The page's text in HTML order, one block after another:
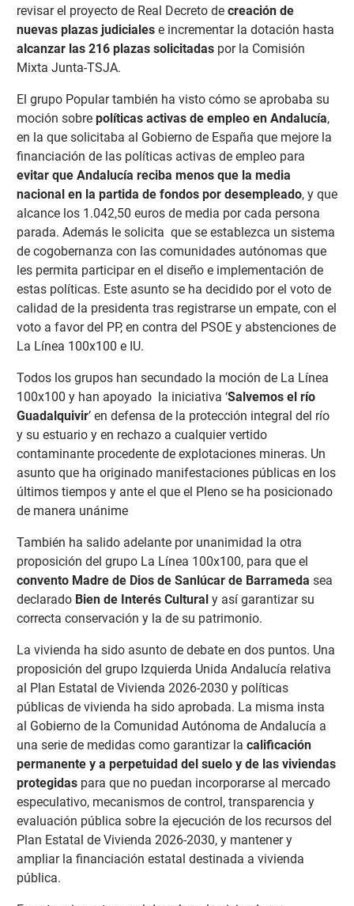
revisar el proyecto de Real Decreto de creación de
nuevas plazas judicialese incrementar la dotación hasta
alcanzar las 216 plazas solicitadaspor la Comisión
Mixta Junta-TSJA.
El grupo Popular también ha visto cómo se aprobaba su
moción sobre políticas activas de empleo en Andalucía,
en la que solicitaba al Gobierno de España que mejore la
financiación de las políticas activas de empleo para
evitar que Andalucía reciba menos que la media
nacional en la partida de fondos por desempleado, y que
alcance los 1.042,50 euros de media por cada persona
parada. Además le solicita que se establezca un sistema
de cogobernanza con las comunidades autónomas que
les permita participar en el diseño e implementación de
estas políticas. Este asunto se ha decidido por el voto de
calidad de la presidenta tras registrarse un empate, con el
voto a favor del PP, en contra del PSOE y abstenciones de
La Línea 100x100 e IU.
Todos los grupos han secundado la moción de La Línea
100x100 y han apoyado la iniciativa ‘Salvemos el río
Guadalquivir’ en defensa de la protección integral del río
y su estuario y en rechazo a cualquier vertido
contaminante procedente de explotaciones mineras. Un
asunto que ha originado manifestaciones públicas en los
últimos tiempos y ante el que el Pleno se ha posicionado
de manera unánime
También ha salido adelante por unanimidad la otra
proposición del grupo La Línea 100x100, para que el
convento Madre de Dios de Sanlúcar de Barrameda sea
declaradoBien de Interés Culturaly así garantizar su
correcta conservación y la de su patrimonio.
La vivienda ha sido asunto de debate en dos puntos. Una
proposición del grupo Izquierda Unida Andalucía relativa
al Plan Estatal de Vivienda 2026-2030 y políticas
públicas de vivienda ha sido aprobada. La misma insta
al Gobierno de la Comunidad Autónoma de Andalucía a
una serie de medidas como garantizar la calificación
permanente y a perpetuidad del suelo y de las viviendas
protegidaspara que no puedan incorporarse al mercado
especulativo, mecanismos de control, transparencia y
evaluación pública sobre la ejecución de los recursos del
Plan Estatal de Vivienda 2026-2030, y mantener y
ampliar la financiación estatal destinada a vivienda
pública.